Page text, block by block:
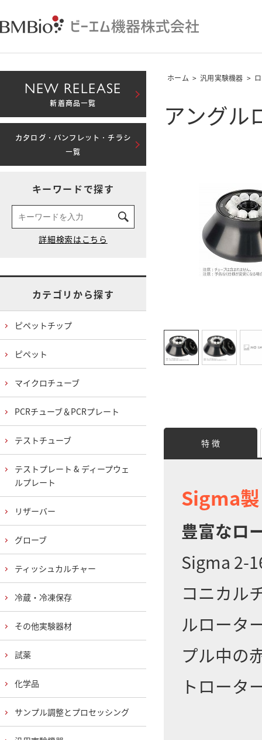
ホーム > 汎用実験機器 >
アングル
特 徴
Sigma
豊富なロ
Sigma 2-
コニカル
ルロータ
プル中の
トロータ
NEW RELEASE
新着商品一覧
カタログ・パンフレット・チラシ
一覧
キーワードで探す
カテゴリから探す
ピペットチップ
ピペット
マイクロチューブ
PCRチューブ＆PCRプレート
テストチューブ
テストプレート & ディープウェ
ルプレート
リザーバー
グローブ
ティッシュカルチャー
冷蔵・冷凍保存
その他実験器材
試薬
化学品
サンプル調整とプロセッシング